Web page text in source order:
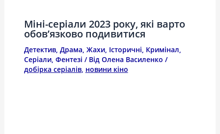
Міні-серіали 2023 року, які варто
обов’язково подивитися
Детектив, Драма Жахи, Історичні Кримінал
Серіали, Фентезі / Від Олена Василенко /
добірка серіалів, новини кіно